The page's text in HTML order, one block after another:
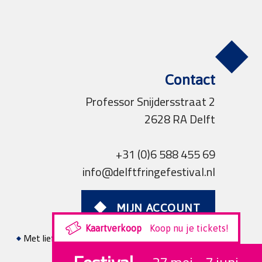
Kaartverkoop Koop nu je tickets!
Contact
Professor Snijdersstraat 2
2628 RA Delft
+31 (0)6 588 455 69
info@delftfringefestival.nl
MIJN ACCOUNT
Met liefde voor theater gerealiseerd doorStudio